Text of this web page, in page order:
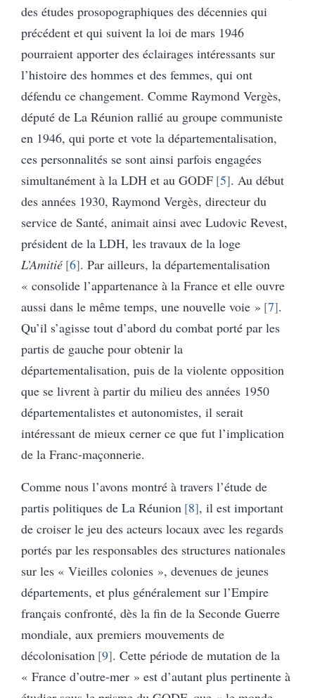
des études prosopographiques des décennies qui
précédent et qui suivent la loi de mars 1946
pourraient apporter des éclairages intéressants sur
l’histoire des hommes et des femmes, qui ont
défendu ce changement. Comme Raymond Vergès,
député de La Réunion rallié au groupe communiste
en 1946, qui porte et vote la départementalisation,
ces personnalités se sont ainsi parfois engagées
simultanément à la LDH et au GODF 5 . Au début
des années 1930, Raymond Vergès, directeur du
service de Santé, animait ainsi avec Ludovic Revest,
président de la LDH, les travaux de la loge
L’Amitié 6 . Par ailleurs, la départementalisation
« consolide l’appartenance à la France et elle ouvre
aussi dans le même temps, une nouvelle voie » 7 .
Qu’il s’agisse tout d’abord du combat porté par les
partis de gauche pour obtenir la
départementalisation, puis de la violente opposition
que se livrent à partir du milieu des années 1950
départementalistes et autonomistes, il serait
intéressant de mieux cerner ce que fut l’implication
de la Franc-maçonnerie.
Comme nous l’avons montré à travers l’étude de
partis politiques de La Réunion 8 , il est important
de croiser le jeu des acteurs locaux avec les regards
portés par les responsables des structures nationales
sur les « Vieilles colonies », devenues de jeunes
départements, et plus généralement sur l’Empire
français confronté, dès la fin de la Seconde Guerre
mondiale, aux premiers mouvements de
décolonisation 9 . Cette période de mutation de la
« France d’outre-mer » est d’autant plus pertinente à